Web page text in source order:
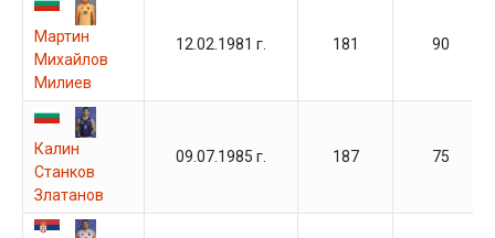
Мартин
Михайлов
Милиев
12.02.1981 г. 181 90
Калин
Станков
Златанов
09.07.1985 г. 187 75